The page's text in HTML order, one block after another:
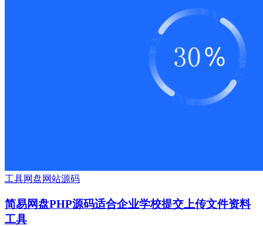
工具网盘网站源码
简易网盘PHP源码适合企业学校提交上传文件资料
工具